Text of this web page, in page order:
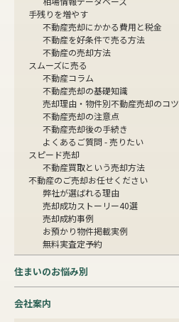
手残りを増やす
不動産売却にかかる費用と税金
不動産を好条件で売る方法
不動産の売却方法
スムーズに売る
不動産コラム
不動産売却の基礎知識
売却理由・物件別不動産売却のコツ
不動産売却の注意点
不動産売却後の手続き
よくあるご質問 - 売りたい
スピード売却
不動産買取という売却方法
不動産のご売却お任せください
弊社が選ばれる理由
売却成功ストーリー40選
売却成約事例
お預かり物件掲載実例
無料実査定予約
住まいのお悩み別
会社案内